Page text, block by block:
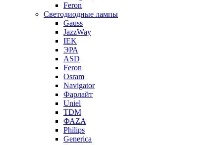
Feron
Светодиодные лампы
Gauss
JazzWay
IEK
ЭРА
ASD
Feron
Osram
Navigator
Фарлайт
Uniel
TDM
ФАZА
Philips
Generica